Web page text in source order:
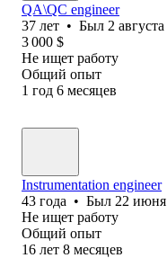
QA\QC engineer
37 лет • Был 2 августа
3 000 $
Не ищет работу
Общий опыт
1 год 6 месяцев
Instrumentation engineer
43 года • Был 22 июня
Не ищет работу
Общий опыт
16 лет 8 месяцев